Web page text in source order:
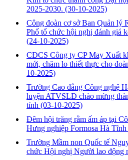
2025-2030. (30-10-2025)
Công đoàn cơ sở Ban Quản lý
Phố tổ chức hội nghị đánh giá
(24-10-2025)
CĐCS Công ty CP May Xuất
mới, chăm lo thiết thực cho
10-2025)
Trường Cao đẳng Công nghệ
luyện ATVSLĐ chào mừng
tỉnh (03-10-2025)
Đêm hội trăng rằm ấm áp tại
Hưng nghiệp Formosa Hà Tĩnh
Trường Mầm non Quốc tế
chức Hội nghị Người lao động